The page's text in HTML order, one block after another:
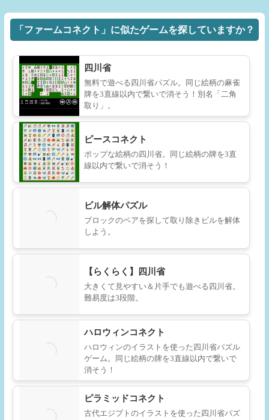
「ファームコネクト」に似たゲームを探していますか？
四川省
無料で遊べる四川省パズル。同じ絵柄の麻雀
牌を3直線以内で繋いで消そう！別名「二角
取り」。
ピースコネクト
ポップな絵柄の四川省。同じ絵柄の牌を3直
線以内で繋いで消そう！
ビル解体パズル
ブロックのペアを探して取り除きビルを解体
しよう。
【らくらく】四川省
大きくて見やすい＆片手でも遊べる四川省。
難易度は3段階。
ハロウィンコネクト
ハロウィンのイラストを使った四川省パズル
ゲーム。同じ絵柄の牌を3直線以内で繋いで
消そう！
ピラミッドコネクト
古代エジプトのイラストを使った四川省パズ